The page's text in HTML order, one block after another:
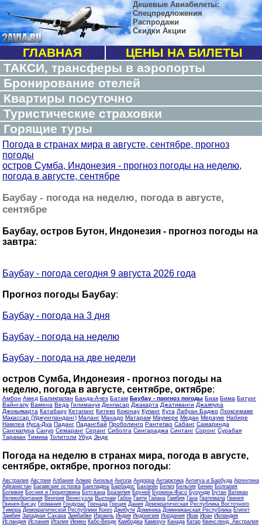
Дешевые Авиабилеты:
Спецпредложения
Распродажи
Скидки Акции
ГЛАВНАЯ
ЦЕНЫ НА БИЛЕТЫ
ТАКСИ, трансферы в аэропорты
Бронирование отелей
Квартиры посуточно
Туристические страховки
Горящие туры
Погода в странах мира в августе, сентябре, прогноз
погоды
остров Сумба, Индонезия - прогноз погоды на неделю,
погода в августе, сентябре
Баубау - погода на неделю, погода в августе,
сентябре
Баубау, остров Бутон, Индонезия - прогноз погоды на
завтра:
Баубау - погода сегодня 9 августа 2026 года
Прогноз погоды Баубау:
Баубау - погода на 3 дня
Баубау - погода на неделю
Баубау - погода на две недели
остров Сумба, Индонезия - прогноз погоды на
неделю, погода в августе, сентябре, октябре:
Амбон Амед Баликпапан Банда-Ачех Батам Баубау - прогноз погоды Биак Бима Битунг
Вайнгапу Вамена Веда Гилиманук Денпасар Джакарта Джативанги Джаяпура
Джокьякарта Катабару Кетапанг Китеко Коконау Купанг Кута Лабуан Баджо Лхоксемаве
Макассар (Уджунгпанданг) Маланг Манадо Матарам Маумере Медан Мерауке Набире
Намлеа Нуса-Дуа Паданг Падангбай Проболинго Рантепао Сабанг Самаринда
Сангкапура Санур Семаранг Серанг Сиболга Сингараджа Синтанг Соронг Сурабая
Таракан Тимика Толитоли Убуд Энде
Погода на неделю в странах мира, погода в августе,
сентябре, октябре, прогноз погоды:
Австралия Австрия Албания Алжир Ангилья Ангола Андорра Антарктика Антигуа и Барбуда Аргентина
Афганистан Багамские острова Бангладеш Барбадос Бахрейн Белиз Бельгия Бенин Болгария
Боливия Босния и Герцеговина Ботсвана Бразилия Бруней Буркина-Фасо Бурунди Бутан Ватикан
Великобритания Венгрия Венесуэла Вьетнам Габон Гаити Гайана Гамбия Гана Гватемала Гвинея
Гвинея-Бисау Германия Гондурас Гренада Греция Дания Демократическая Республика Восточного
Тимора Демократической Республики Конго Джибути Доминика Доминиканская Республика Египет
Замбия Западная Сахара Зимбабве Израиль Индия Индонезия Иордания Ирак Иран Ирландия
Исландия Испания Италия Йемен Кабо-Верде Камбоджа Камерун Канада Катар Квинсленд, Австралия